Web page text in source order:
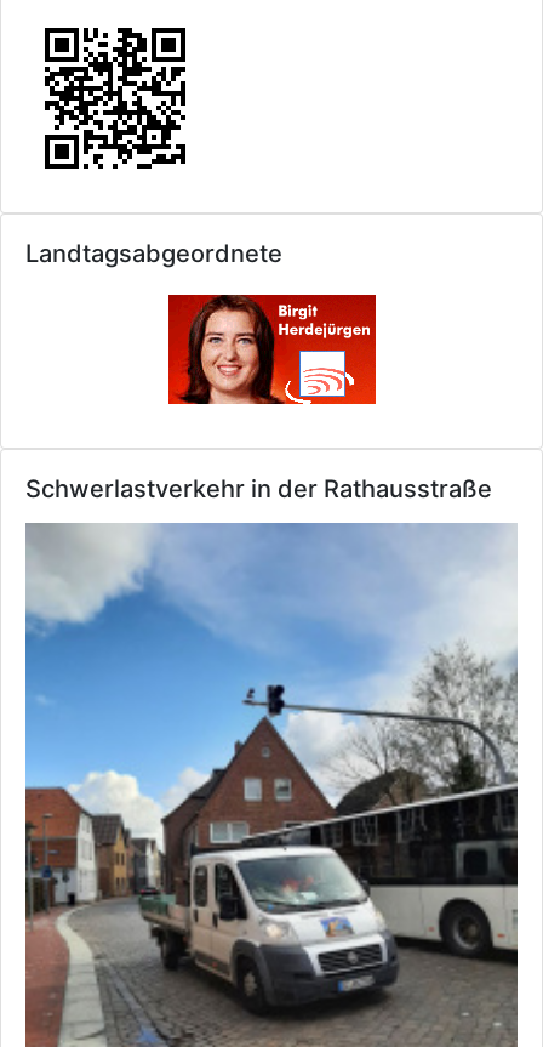
Landtagsabgeordnete
Schwerlastverkehr in der Rathausstraße